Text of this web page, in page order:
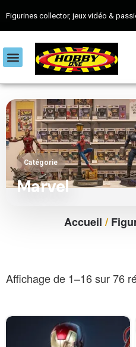
Figurines collector, jeux vidéo &
Catégorie
Marvel
Accueil /
Affichage de 1–16 sur 76